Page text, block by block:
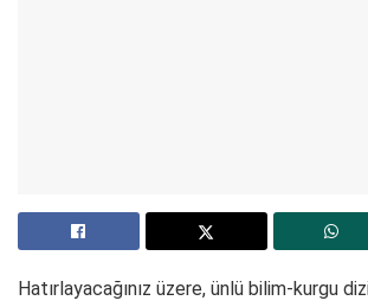
Hatırlayacağınız üzere, ünlü bilim-kurgu